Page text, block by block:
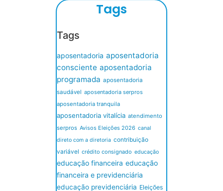
Tags
Tags
aposentadoria aposentadoria
consciente aposentadoria
programada aposentadoria
saudável aposentadoria serpros
aposentadoria tranquila
aposentadoria vitalícia atendimento
serpros Avisos Eleições 2026 canal
direto com a diretoria contribuição
variável crédito consignado educação
educação financeira educação
financeira e previdenciária
educação previdenciária Eleições